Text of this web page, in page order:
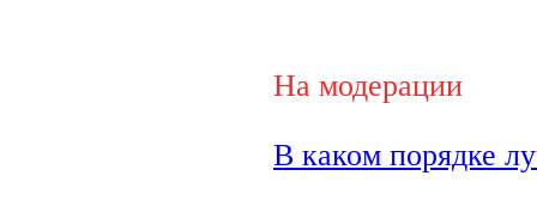
На модерации
В каком порядке